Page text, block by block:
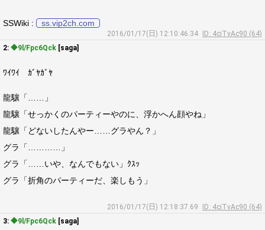
SSWiki : ss.vip2ch.com
2016/01/17(日) 12:10:46.34
ID: 4ciTvAc90 (64)
2: ◆9l/Fpc6Qck [saga]
ﾜｲﾜｲ ｶﾞﾔｶﾞﾔ
龍驤「……」
龍驤「せっかくのパーティーやのに、浮かへん顔やね」
龍驤「どないしたんやー……グラやん？」
グラ「…………」
グラ「……いや、なんでもない」ｸｽｯ
グラ「折角のパーティーだ、楽しもう」
2016/01/17(日) 12:18:37.69
ID: 4ciTvAc90 (64)
3: ◆9l/Fpc6Qck [saga]